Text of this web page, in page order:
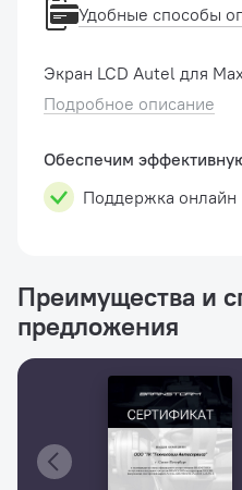
Экран LCD Autel для
Подробное описание
Обеспечим
Поддержка онлайн
Удобные способы
Преимущества и
предложения